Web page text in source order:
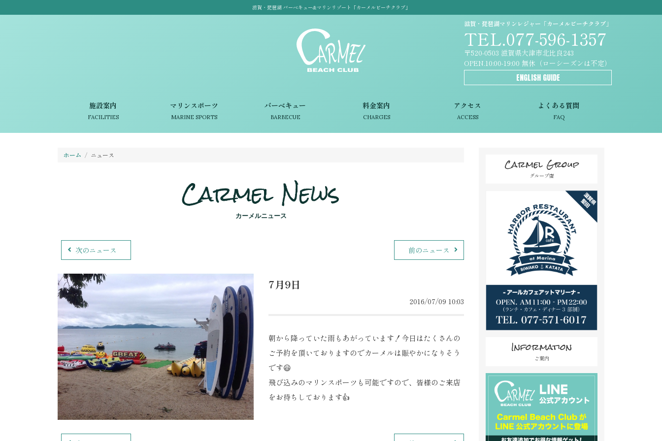
滋賀・琵琶湖 バーベキュー&マリンリゾート「カーメルビーチクラブ」
施設案内
FACILITIES
マリンスポーツ
MARINE SPORTS
バーベキュー
BARBECUE
料金案内
CHARGES
アクセス
ACCESS
よくある質問
FAQ
滋賀・琵琶湖マリンレジャー「カーメルビーチクラブ」
TEL.077-596-1357
〒520-0503 滋賀県大津市北比良243
OPEN.10:00-19:00 無休（ローシーズンは不定）
ENGLISH GUIDE
ホーム ニュース
Carmel News
カーメルニュース
次のニュース 前のニュース
7月9日
2016/07/09 10:03
朝から降っていた雨もあがっています！今日はたくさんの
ご予約を頂いておりますのでカーメルは賑やかになりそう
です😃
飛び込みのマリンスポーツも可能ですので、皆様のご来店
をお待ちしております👍
Carmel Group
グループ店
Information
ご案内